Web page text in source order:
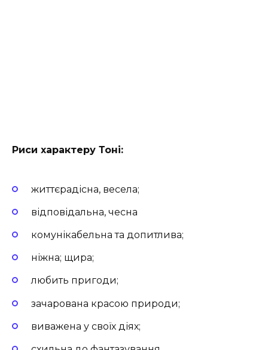
Риси характеру Тоні:
життєрадісна, весела;
відповідальна, чесна
комунікабельна та допитлива;
ніжна; щира;
любить пригоди;
зачарована красою природи;
виважена у своїх діях;